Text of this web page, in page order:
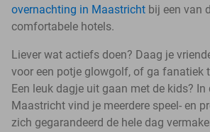
overnachting in Maastricht bij een van
comfortabele hotels.
Liever wat actiefs doen? Daag je
voor een potje glowgolf, of ga fanatiek
Een leuk dagje uit gaan met de kids?
Maastricht vind je meerdere speel- en
zich gegarandeerd de hele dag